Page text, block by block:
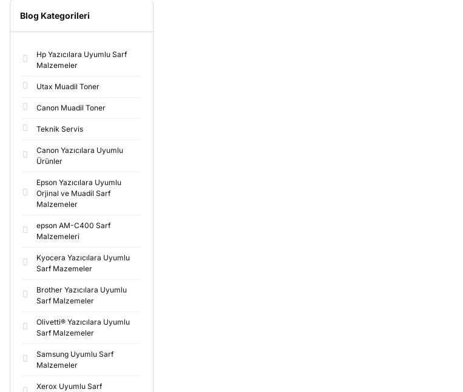
Blog Kategorileri
Hp Yazıcılara Uyumlu Sarf
Malzemeler
Utax Muadil Toner
Canon Muadil Toner
Teknik Servis
Canon Yazıcılara Uyumlu
Ürünler
Epson Yazıcılara Uyumlu
Orjinal ve Muadil Sarf
Malzemeler
epson AM-C400 Sarf
Malzemeleri
Kyocera Yazıcılara Uyumlu
Sarf Mazemeler
Brother Yazıcılara Uyumlu
Sarf Malzemeler
Olivetti® Yazıcılara Uyumlu
Sarf Malzemeler
Samsung Uyumlu Sarf
Malzemeler
Xerox Uyumlu Sarf